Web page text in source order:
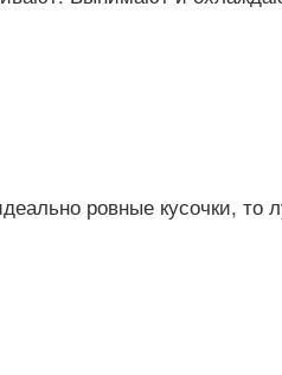
ровные кусочки, то